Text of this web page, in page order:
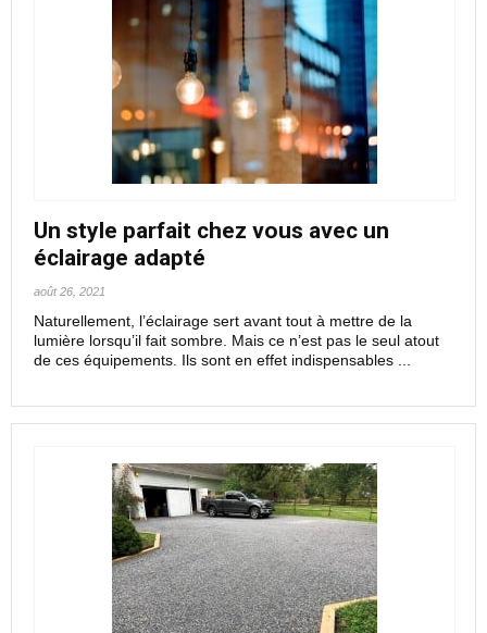
Un style parfait chez vous avec un
éclairage adapté
août 26, 2021
Naturellement, l’éclairage sert avant tout à mettre de la
lumière lorsqu’il fait sombre. Mais ce n’est pas le seul atout
de ces équipements. Ils sont en effet indispensables ...